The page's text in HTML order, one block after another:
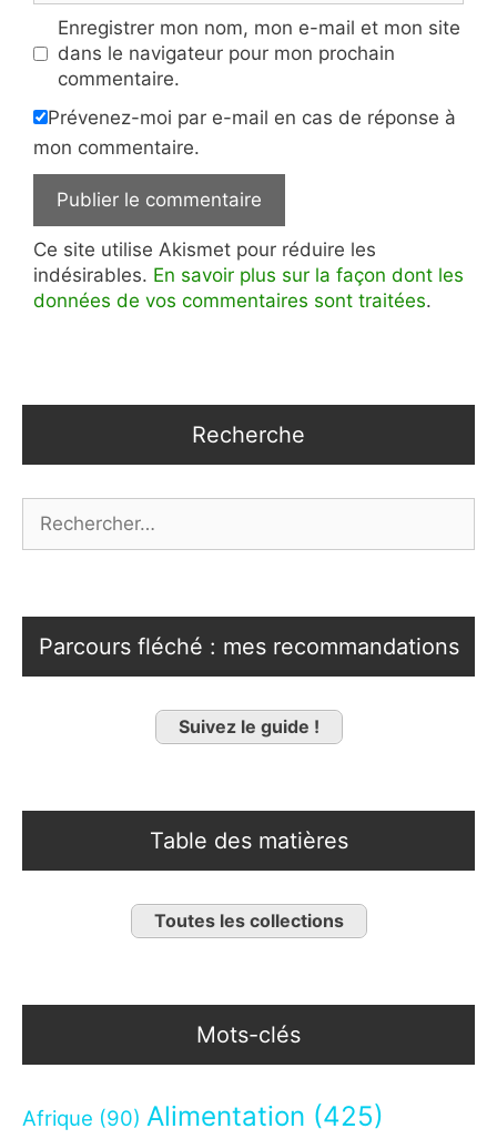
Enregistrer mon nom, mon e-mail et mon site
dans le navigateur pour mon prochain
commentaire.
Prévenez-moi par e-mail en cas de réponse à
mon commentaire.
Ce site utilise Akismet pour réduire les
indésirables. En savoir plus sur la façon dont les
données de vos commentaires sont traitées.
Recherche
Parcours fléché : mes recommandations
Suivez le guide !
Table des matières
Toutes les collections
Mots-clés
Afrique (90) Alimentation (425)